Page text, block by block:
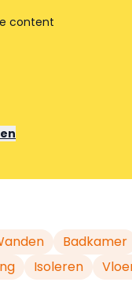
content
Badkamer
Isoleren